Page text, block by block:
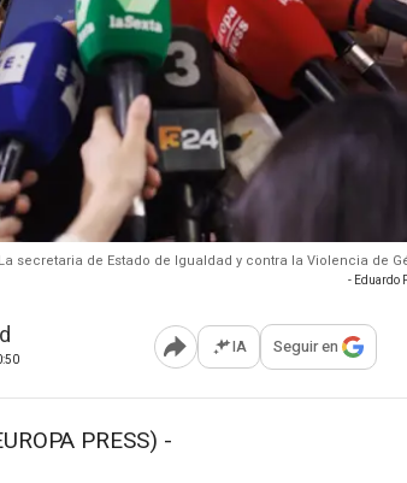
secretaria de Estado de Igualdad y contra la Violencia de
- Eduardo
Abrir opciones para
IA Seguir en
PRESS) -